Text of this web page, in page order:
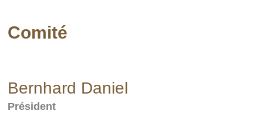
Comité
Bernhard Daniel
Président